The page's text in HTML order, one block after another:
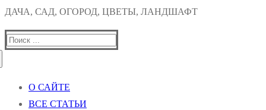
ДАЧА, САД, ОГОРОД, ЦВЕТЫ, ЛАНДШАФТ
Найти:
О САЙТЕ
ВСЕ СТАТЬИ